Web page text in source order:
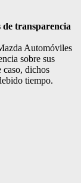
de transparencia
Automóviles
sobre sus
caso, dichos
tiempo.